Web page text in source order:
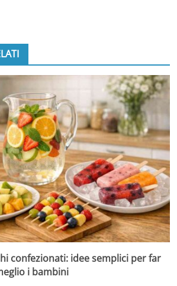
confezionati: idee semplici per far
i bambini